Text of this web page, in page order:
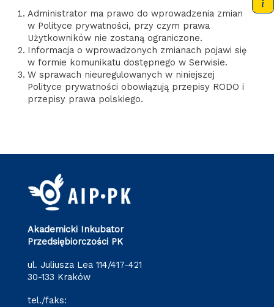
Administrator ma prawo do wprowadzenia zmian
w Polityce prywatności, przy czym prawa
Użytkowników nie zostaną ograniczone.
Informacja o wprowadzonych zmianach pojawi się
w formie komunikatu dostępnego w Serwisie.
W sprawach nieuregulowanych w niniejszej
Polityce prywatności obowiązują przepisy RODO i
przepisy prawa polskiego.
Akademicki Inkubator
Przedsiębiorczości PK
ul. Juliusza Lea 114/417-421
30-133 Kraków
tel./faks: